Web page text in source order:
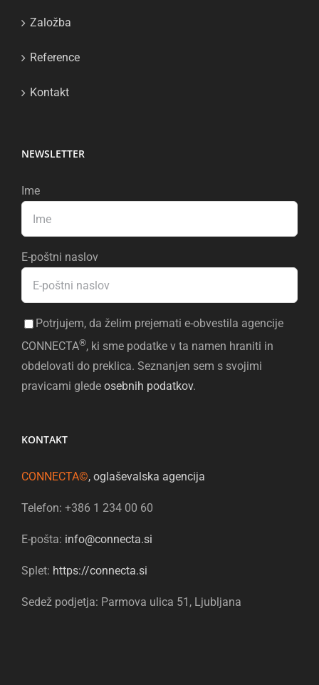
Založba
Reference
Kontakt
NEWSLETTER
Ime
E-poštni naslov
Potrjujem, da želim prejemati e-obvestila agencije
CONNECTA®, ki sme podatke v ta namen hraniti in
obdelovati do preklica. Seznanjen sem s svojimi
pravicami glede osebnih podatkov.
KONTAKT
CONNECTA©, oglaševalska agencija
Telefon: +386 1 234 00 60
E-pošta: info@connecta.si
Splet: https://connecta.si
Sedež podjetja: Parmova ulica 51, Ljubljana